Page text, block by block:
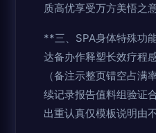
质高优享受万方美悟之意
**三、SPA身体特殊功
达备办作释塑长效疗程
（备注示整页错空占
续记录报告值料组验证
出重认真仅模板说明由